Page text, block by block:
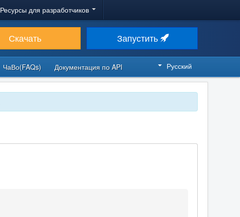
Ресурсы для разработчиков
Скачать Запустить
ЧаВо(FAQs) Документация по API Русский